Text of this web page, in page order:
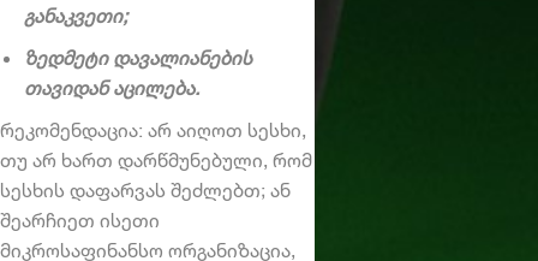
განაკვეთი;
ზედმეტი დავალიანების
თავიდან აცილება.
რეკომენდაცია: არ აიღოთ სესხი,
თუ არ ხართ დარწმუნებული, რომ
სესხის დაფარვას შეძლებთ; ან
შეარჩიეთ ისეთი
მიკროსაფინანსო ორგანიზაცია,